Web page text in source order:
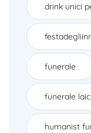
drink unici
funerale
funerale
humanist